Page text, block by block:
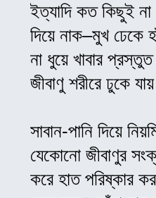
ইত্যাদি কত কিছুই
দিয়ে নাক–মুখ ঢেকে
না ধুয়ে খাবার
জীবাণু শরীরে ঢুকে
সাবান-পানি দিয়ে
যেকোনো জীবাণুর
করে হাত পরিষ্কার